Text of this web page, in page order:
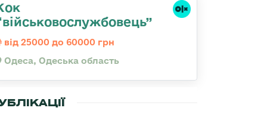
від 25000 до 60000 грн
Одеса, Одеська область